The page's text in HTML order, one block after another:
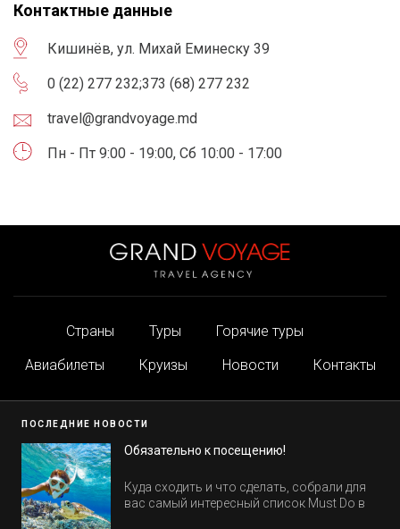
Контактные данные
Кишинёв, ул. Михай Еминеску 39
0 (22) 277 232;373 (68) 277 232
travel@grandvoyage.md
Пн - Пт 9:00 - 19:00, Сб 10:00 - 17:00
Страны Туры
Горячие туры
Авиабилеты
Круизы Новости Контакты
ПОСЛЕДНИЕ НОВОСТИ
Обязательно к посещению!
Куда сходить и что сделать, собрали для
вас самый интересный список Must Do в